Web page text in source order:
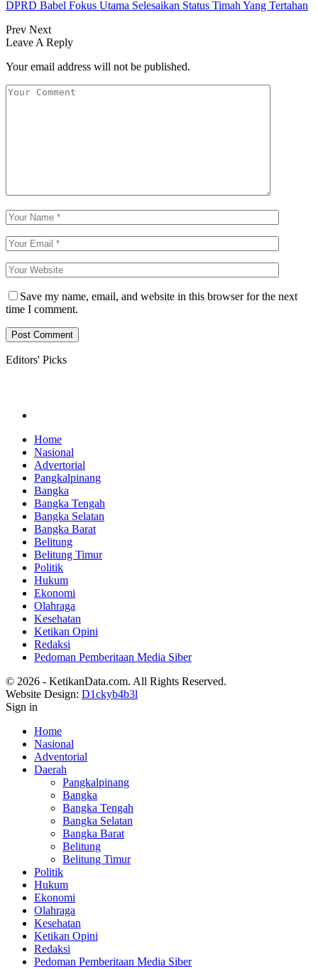
DPRD Babel Fokus Utama Selesaikan Status Timah Yang Tertahan
Prev Next
Leave A Reply
Your email address will not be published.
Save my name, email, and website in this browser for the next
time I comment.
Editors' Picks
Home
Nasional
Advertorial
Pangkalpinang
Bangka
Bangka Tengah
Bangka Selatan
Bangka Barat
Belitung
Belitung Timur
Politik
Hukum
Ekonomi
Olahraga
Kesehatan
Ketikan Opini
Redaksi
Pedoman Pemberitaan Media Siber
© 2026 - KetikanData.com. All Rights Reserved.
Website Design: D1ckyb4b3l
Sign in
Home
Nasional
Adventorial
Daerah
Pangkalpinang
Bangka
Bangka Tengah
Bangka Selatan
Bangka Barat
Belitung
Belitung Timur
Politik
Hukum
Ekonomi
Olahraga
Kesehatan
Ketikan Opini
Redaksi
Pedoman Pemberitaan Media Siber